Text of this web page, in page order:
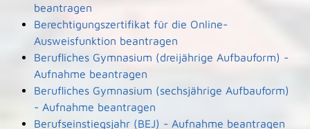
beantragen
Berechtigungszertifikat für die Online-
Ausweisfunktion beantragen
Berufliches Gymnasium (dreijährige Aufbauform) -
Aufnahme beantragen
Berufliches Gymnasium (sechsjährige Aufbauform)
- Aufnahme beantragen
Berufseinstiegsjahr (BEJ) - Aufnahme beantragen